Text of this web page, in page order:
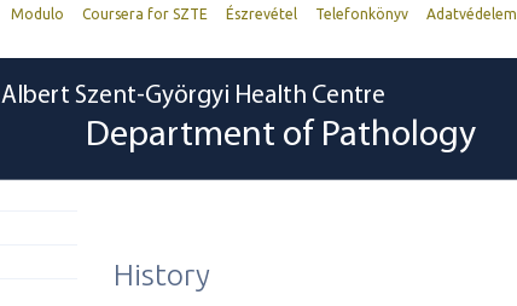
Modulo Coursera for SZTE Észrevétel Telefonkönyv
Adatvédelem
Albert Szent-Györgyi Health Centre
Department of Pathology
History